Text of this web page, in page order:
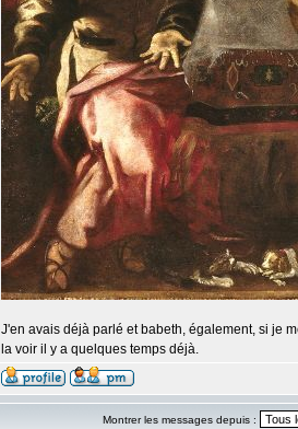
J'en avais déjà parlé et babeth, également, si je
la voir il y a quelques temps déjà.
Montrer les messages depuis :